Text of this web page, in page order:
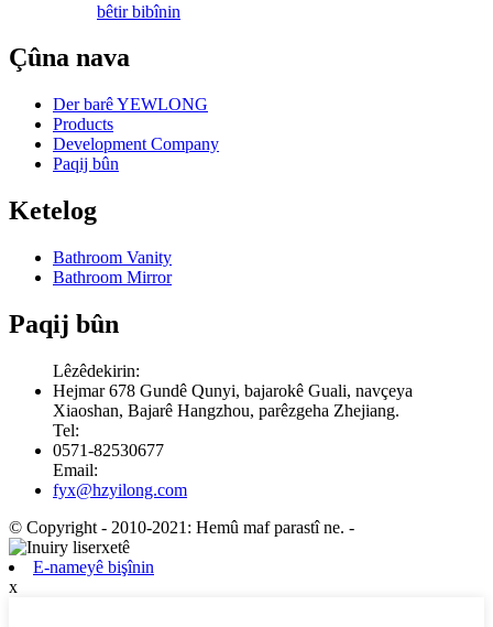
bêtir bibînin
Çûna nava
Der barê YEWLONG
Products
Development Company
Paqij bûn
Ketelog
Bathroom Vanity
Bathroom Mirror
Paqij bûn
Lêzêdekirin:
Hejmar 678 Gundê Qunyi, bajarokê Guali, navçeya
Xiaoshan, Bajarê Hangzhou, parêzgeha Zhejiang.
Tel:
0571-82530677
Email:
fyx@hzyilong.com
© Copyright - 2010-2021: Hemû maf parastî ne. -
E-nameyê bişînin
x